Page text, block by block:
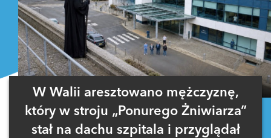
W Walii aresztowano mężczyznę,
który w stroju „Ponurego Żniwiarza”
stał na dachu szpitala i przyglądał